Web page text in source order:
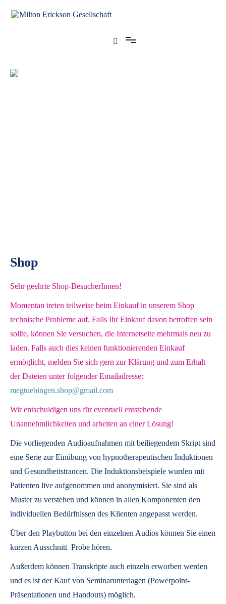
Shop
Sehr geehrte Shop-BesucherInnen!
Momentan treten teilweise beim Einkauf in unserem Shop
technische Probleme auf. Falls Ihr Einkauf davon betroffen sein
sollte, können Sie versuchen, die Internetseite mehrmals neu zu
laden. Falls auch dies keinen funktionierenden Einkauf
ermöglicht, melden Sie sich gern zur Klärung und zum Erhalt
der Dateien unter folgender Emailadresse:
megtuebingen.shop@gmail.com
Wir entschuldigen uns für eventuell entstehende
Unannehmlichkeiten und arbeiten an einer Lösung!
Die vorliegenden Audioaufnahmen mit beiliegendem Skript sind
eine Serie zur Einübung von hypnotherapeutischen Induktionen
und Gesundheitstrancen. Die Induktionsbeispiele wurden mit
Patienten live aufgenommen und anonymisiert. Sie sind als
Muster zu verstehen und können in allen Komponenten den
individuellen Bedürfnissen des Klienten angepasst werden.
Über den Playbutton bei den einzelnen Audios können Sie einen
kurzen Ausschnitt Probe hören.
Außerdem können Transkripte auch einzeln erworben werden
und es ist der Kauf von Seminarunterlagen (Powerpoint-
Präsentationen und Handouts) möglich.